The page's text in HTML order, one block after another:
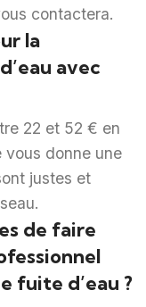
contactera.
la
avec
22 et 52 € en
vous donne une
justes et
de faire
fuite d’eau ?